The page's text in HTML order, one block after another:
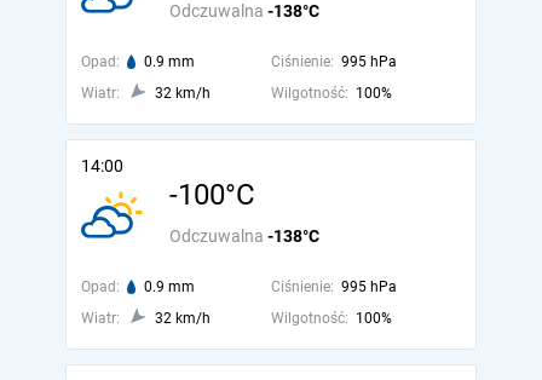
Odczuwalna -138°C
Opad: 0.9 mm Ciśnienie: 995 hPa
Wiatr:
32 km/h Wilgotność: 100%
14:00
-100°C
Odczuwalna -138°C
Opad: 0.9 mm Ciśnienie: 995 hPa
Wiatr:
32 km/h Wilgotność: 100%